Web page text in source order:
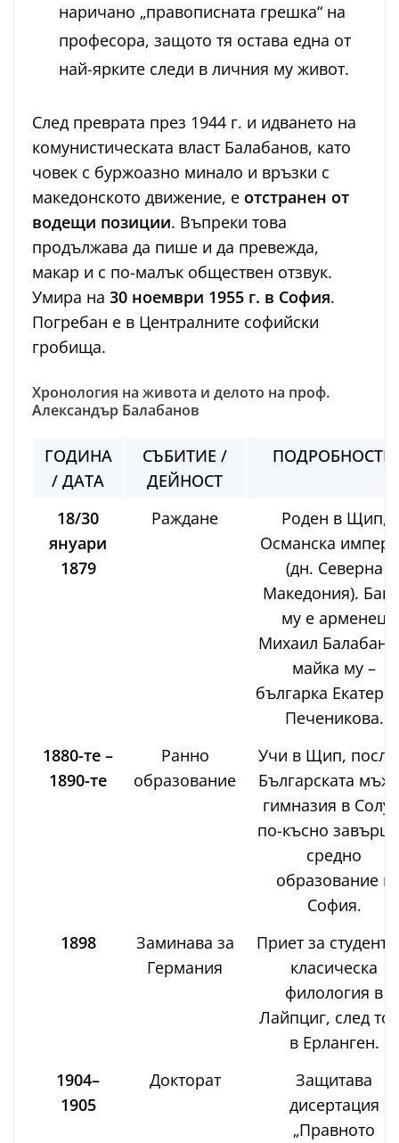
наричано „правописната грешка“ на
професора, защото тя остава една от
най-ярките следи в личния му живот.
След преврата през 1944 г. и идването на
комунистическата власт Балабанов, като
човек с буржоазно минало и връзки с
македонското движение, е отстранен от
водещи позиции. Въпреки това
продължава да пише и да превежда,
макар и с по-малък обществен отзвук.
Умира на 30 ноември 1955 г. в София.
Погребан е в Централните софийски
гробища.
Хронология на живота и делото на проф.
Александър Балабанов
ГОДИНА
/ ДАТА
СЪБИТИЕ /
ДЕЙНОСТ
ПОДРОБНОСТИ
18/30
януари
1879
Раждане
Роден в Щип,
Османска
(дн. Северна
Македония).
му е арменец
Михаил
майка му –
българка
Печеникова.
1880-те –
1890-те
Ранно
образование
Учи в Щип, после
Българската
гимназия в
по-късно
средно
образование в
София.
1898
Заминава за
Германия
Приет за студент
класическа
филология в
Лайпциг, след
в Ерланген.
1904–
1905
Докторат
Защитава
дисертация
„Правното